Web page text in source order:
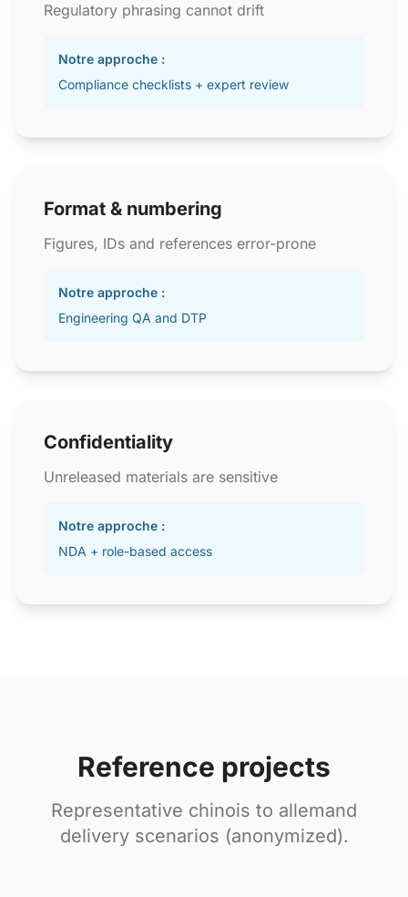
Regulatory phrasing cannot drift
Notre approche :
Compliance checklists + expert review
Format & numbering
Figures, IDs and references error-prone
Notre approche :
Engineering QA and DTP
Confidentiality
Unreleased materials are sensitive
Notre approche :
NDA + role-based access
Reference projects
Representative chinois to allemand
delivery scenarios (anonymized).